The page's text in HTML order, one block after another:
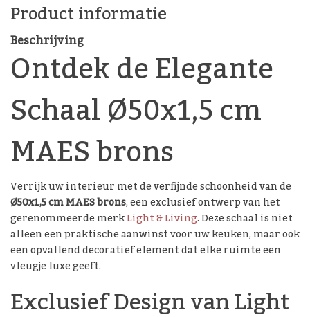
Product informatie
Beschrijving
Ontdek de Elegante
Schaal Ø50x1,5 cm
MAES brons
Verrijk uw interieur met de verfijnde schoonheid van de
Ø50x1,5 cm MAES brons, een exclusief ontwerp van het
gerenommeerde merkLight & Living. Deze schaal is niet
alleen een praktische aanwinst voor uw keuken, maar ook
een opvallend decoratief element dat elke ruimte een
vleugje luxe geeft.
Exclusief Design van Light